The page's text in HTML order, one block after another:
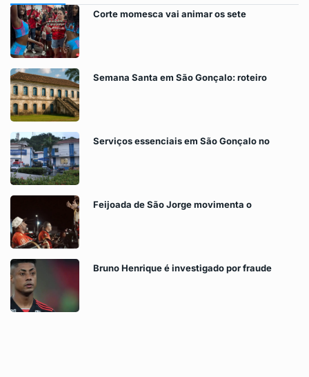
Corte momesca vai animar os sete
Semana Santa em São Gonçalo: roteiro
Serviços essenciais em São Gonçalo no
Feijoada de São Jorge movimenta o
Bruno Henrique é investigado por fraude